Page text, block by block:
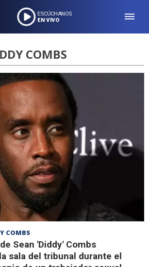
ESCÚCHANOS
EN VIVO
COMBS
COMBS
Sean 'Diddy' Combs
sala del tribunal durante el